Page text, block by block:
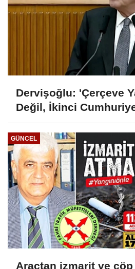
Dervişoğlu: 'Çerçeve
Değil, İkinci
Belgesidir!'
GÜNCEL
Araçtan izmarit ve çöp